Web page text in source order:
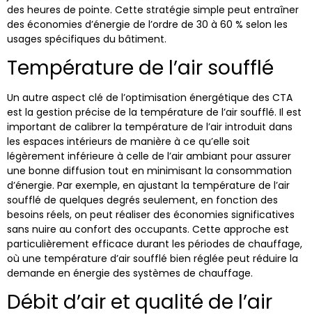
des heures de pointe. Cette stratégie simple peut entraîner
des économies d’énergie de l’ordre de 30 à 60 % selon les
usages spécifiques du bâtiment.
Température de l’air soufflé
Un autre aspect clé de l’optimisation énergétique des CTA
est la gestion précise de la température de l’air soufflé. Il est
important de calibrer la température de l’air introduit dans
les espaces intérieurs de manière à ce qu’elle soit
légèrement inférieure à celle de l’air ambiant pour assurer
une bonne diffusion tout en minimisant la consommation
d’énergie. Par exemple, en ajustant la température de l’air
soufflé de quelques degrés seulement, en fonction des
besoins réels, on peut réaliser des économies significatives
sans nuire au confort des occupants. Cette approche est
particulièrement efficace durant les périodes de chauffage,
où une température d’air soufflé bien réglée peut réduire la
demande en énergie des systèmes de chauffage.
Débit d’air et qualité de l’air